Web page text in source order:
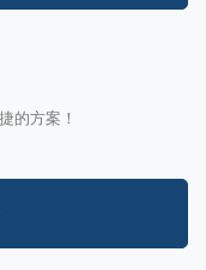
的方案！